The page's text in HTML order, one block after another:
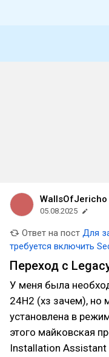
WallsOfJericho
05.08.2025
Ответ на пост Для
требуется включить
игроков возникли с
Переход с
У меня была
24H2 (хз зачем), но
установлена в
этого майковская
Installation Assistant